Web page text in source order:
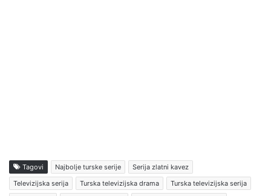
Tagovi Najbolje turske serije
Serija zlatni kavez
Televizijska serija
Turska televizijska drama
Turska televizijska serija